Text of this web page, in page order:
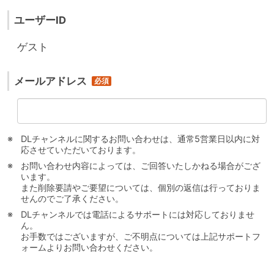
ユーザーID
ゲスト
メールアドレス
DLチャンネルに関するお問い合わせは、通常5営業日以内に対
応させていただいております。
お問い合わせ内容によっては、ご回答いたしかねる場合がござ
います。
また削除要請やご要望については、個別の返信は行っておりま
せんのでご了承ください。
DLチャンネルでは電話によるサポートには対応しておりませ
ん。
お手数ではございますが、ご不明点については上記サポートフ
ォームよりお問い合わせください。